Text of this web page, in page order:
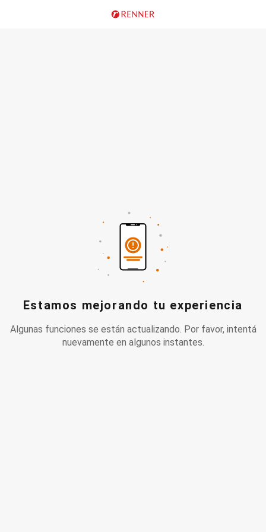
Estamos mejorando tu experiencia
Algunas funciones se están actualizando. Por favor, intentá
nuevamente en algunos instantes.